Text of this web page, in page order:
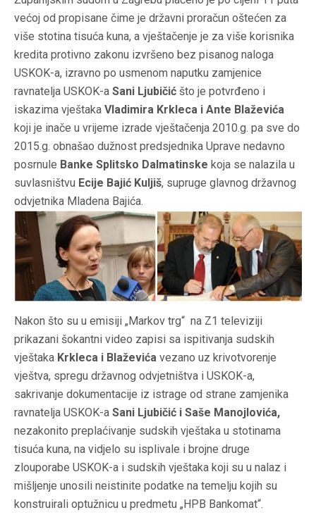
većoj od propisane čime je državni proračun oštećen za
više stotina tisuća kuna, a vještačenje je za više korisnika
kredita protivno zakonu izvršeno bez pisanog naloga
USKOK-a, izravno po usmenom naputku zamjenice
ravnatelja USKOK-a Sani Ljubičić što je potvrđeno i
iskazima vještaka Vladimira Krkleca i Ante Blaževića
koji je inače u vrijeme izrade vještačenja 2010.g. pa sve do
2015.g. obnašao dužnost predsjednika Uprave nedavno
posrnule Banke Splitsko Dalmatinske koja se nalazila u
suvlasništvu Ecije Bajić Kuljiš, supruge glavnog državnog
odvjetnika Mladena Bajića.
Nakon što su u emisiji „Markov trg“ na Z1 televiziji
prikazani šokantni video zapisi sa ispitivanja sudskih
vještaka Krkleca i Blaževića vezano uz krivotvorenje
vještva, spregu državnog odvjetništva i USKOK-a,
sakrivanje dokumentacije iz istrage od strane zamjenika
ravnatelja USKOK-a Sani Ljubičić i Saše Manojlovića,
nezakonito preplaćivanje sudskih vještaka u stotinama
tisuća kuna, na vidjelo su isplivale i brojne druge
zlouporabe USKOK-a i sudskih vještaka koji su u nalaz i
mišljenje unosili neistinite podatke na temelju kojih su
konstruirali optužnicu u predmetu „HPB Bankomat“.